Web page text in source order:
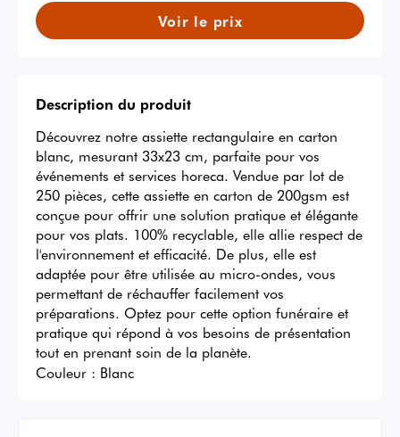
Voir le prix
Description du produit
Découvrez notre assiette rectangulaire en carton
blanc, mesurant 33x23 cm, parfaite pour vos
événements et services horeca. Vendue par lot de
250 pièces, cette assiette en carton de 200gsm est
conçue pour offrir une solution pratique et élégante
pour vos plats. 100% recyclable, elle allie respect de
l'environnement et efficacité. De plus, elle est
adaptée pour être utilisée au micro-ondes, vous
permettant de réchauffer facilement vos
préparations. Optez pour cette option funéraire et
pratique qui répond à vos besoins de présentation
tout en prenant soin de la planète.
Couleur : Blanc